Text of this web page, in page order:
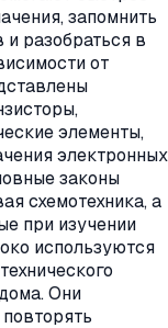
запомнить
и разобраться в
от
элементы,
электронных
законы
схемотехника, а
при изучении
используются
Они